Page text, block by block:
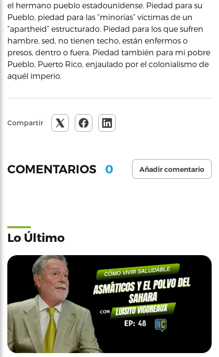
el hermano pueblo estadounidense. Piedad para su
Pueblo, piedad para las “minorías” víctimas de un
“apartheid” estructurado. Piedad para los que sufren
hambre, sed, no tienen techo, están enfermos o
presos, dentro o fuera. Piedad también para mi pobre
Pueblo, Puerto Rico, enjaulado por el colonialismo de
aquél imperio.
Compartir
COMENTARIOS 0 Añadir comentario
Lo Último